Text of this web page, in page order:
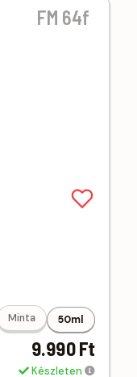
FM 64f
Minta 50ml
9.990 Ft
Készleten